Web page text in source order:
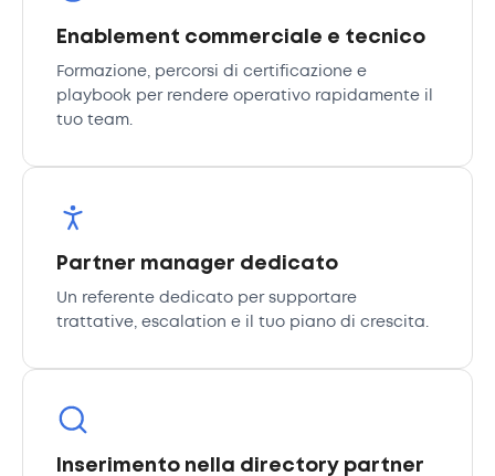
Enablement commerciale e tecnico
Formazione, percorsi di certificazione e
playbook per rendere operativo rapidamente il
tuo team.
Partner manager dedicato
Un referente dedicato per supportare
trattative, escalation e il tuo piano di crescita.
Inserimento nella directory partner